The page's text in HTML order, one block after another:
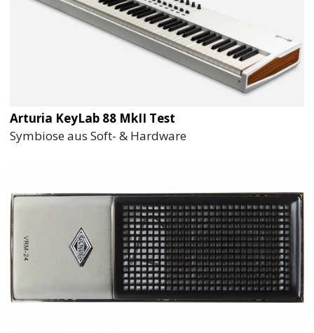
Arturia KeyLab 88 MkII Test
Symbiose aus Soft- & Hardware